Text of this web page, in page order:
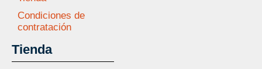
Condiciones de
contratación
Tienda